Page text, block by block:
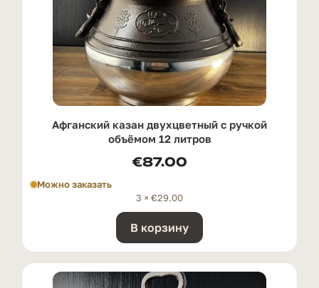
Афганский казан двухцветный с ручкой
oбъёмом 12 литров
€87.00
Можно заказать
3 × €29.00
В корзину